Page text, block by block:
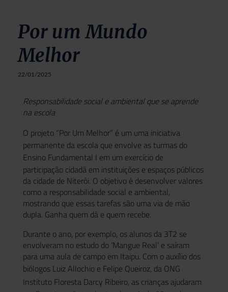
Por um Mundo
Melhor
22/01/2025
Responsabilidade social e ambiental que se aprende
na escola
O projeto “Por Um Melhor” é um uma iniciativa
permanente da escola que envolve as turmas do
Ensino Fundamental I em um exercício de
participação cidadã em instituições e espaços públicos
da cidade de Niterói. O objetivo é desenvolver valores
como a responsabilidade social e ambiental,
mostrando que essas tarefas são uma via de mão
dupla. Ganha quem dá e quem recebe.
Durante o ano, por exemplo, os alunos da 3T2 se
envolveram no estudo do ‘Mangue Real’ e saíram
para uma aula de campo em Itaipu. Com o auxílio dos
biólogos Luiz Allochio e Felipe Queiroz, da ONG
Instituto Floresta Darcy Ribeiro, as crianças ajudaram